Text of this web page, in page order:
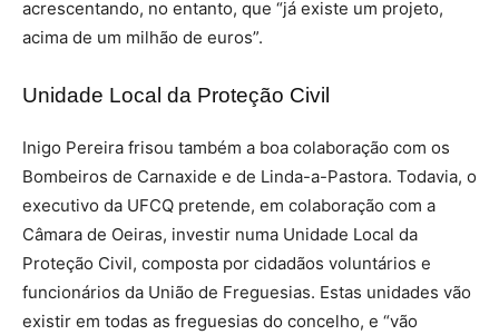
acrescentando, no entanto, que “já existe um projeto,
acima de um milhão de euros”.
Unidade Local da Proteção Civil
Inigo Pereira frisou também a boa colaboração com os
Bombeiros de Carnaxide e de Linda-a-Pastora. Todavia, o
executivo da UFCQ pretende, em colaboração com a
Câmara de Oeiras, investir numa Unidade Local da
Proteção Civil, composta por cidadãos voluntários e
funcionários da União de Freguesias. Estas unidades vão
existir em todas as freguesias do concelho, e “vão